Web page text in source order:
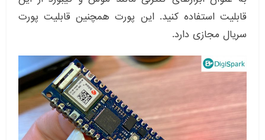
قابلیت استفاده کنید. این پورت همچنین قابلیت پورت
سریال مجازی دارد.